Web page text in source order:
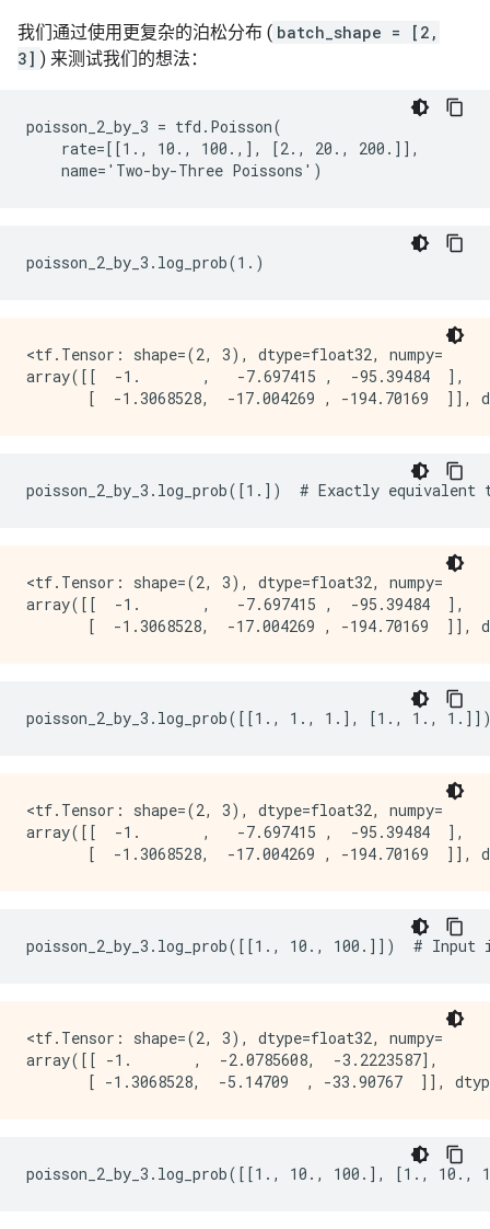
我们通过使用更复杂的泊松分布 ( batch_shape = [2,
3] ) 来测试我们的想法：
poisson_2_by_3 = tfd.Poisson(
    rate=[[1., 10., 100.,], [2., 20., 200.]],
<tf.Tensor: shape=(2, 3), dtype=float32, numpy=
array([[  -1.       ,   -7.697415 ,  -95.39484  ],
<tf.Tensor: shape=(2, 3), dtype=float32, numpy=
array([[  -1.       ,   -7.697415 ,  -95.39484  ],
<tf.Tensor: shape=(2, 3), dtype=float32, numpy=
array([[  -1.       ,   -7.697415 ,  -95.39484  ],
<tf.Tensor: shape=(2, 3), dtype=float32, numpy=
array([[ -1.       ,  -2.0785608,  -3.2223587],